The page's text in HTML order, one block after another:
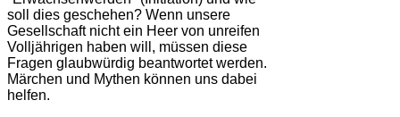
soll dies geschehen? Wenn unsere
Gesellschaft nicht ein Heer von unreifen
Volljährigen haben will, müssen diese
Fragen glaubwürdig beantwortet werden.
Märchen und Mythen können uns dabei
helfen.